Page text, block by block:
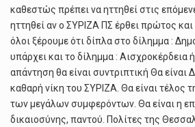
καθεστώς πρέπει να ηττηθεί στις
ηττηθεί αν ο ΣΥΡΙΖΑ ΠΣ έρθει πρώτος και
όλοι ξέρουμε ότι δίπλα στο δίλημμα :
υπάρχει και το δίλημμα : Αισχροκέρδεια
απάντηση θα είναι συντριπτική Θα είναι
καθαρή νίκη του ΣΥΡΙΖΑ. Θα είναι τέλος
των μεγάλων συμφερόντων. Θα είναι η
δικαιοσύνης, παντού. Πολίτες της